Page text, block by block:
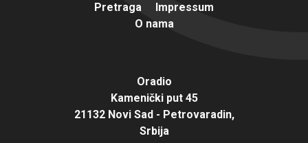
Pretraga
Impressum
O nama
Oradio
Kamenički put 45
21132 Novi Sad - Petrovaradin,
Srbija